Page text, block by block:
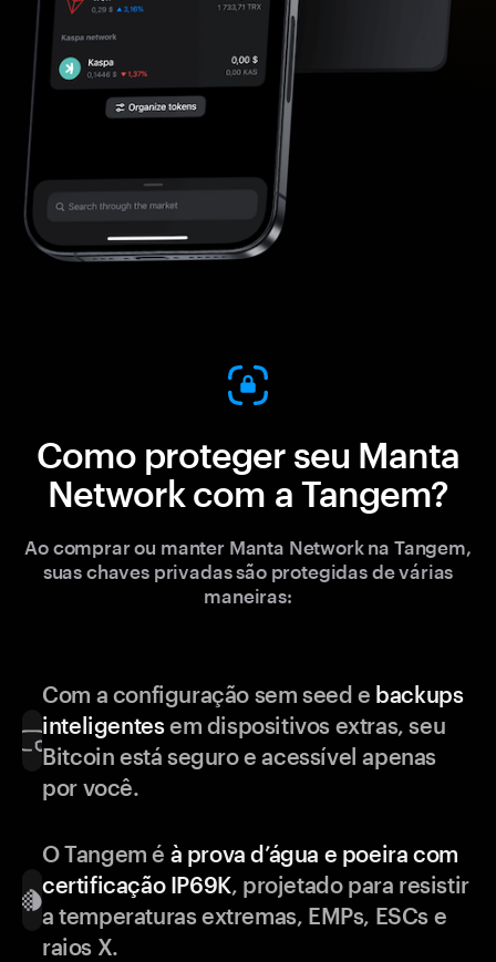
Como proteger seu Manta
Network com a Tangem?
Ao comprar ou manter Manta Network na Tangem,
suas chaves privadas são protegidas de várias
maneiras:
Com a configuração sem seed e backups
inteligentesem dispositivos extras, seu
Bitcoin está seguro e acessível apenas
por você.
O Tangem é à prova d’água e poeira com
certificação IP69K, projetado para resistir
a temperaturas extremas, EMPs, ESCs e
raios X.